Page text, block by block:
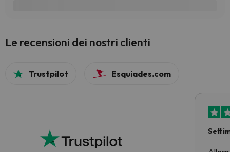
Le recensioni dei nostri clienti
Trustpilot Esquiades.com